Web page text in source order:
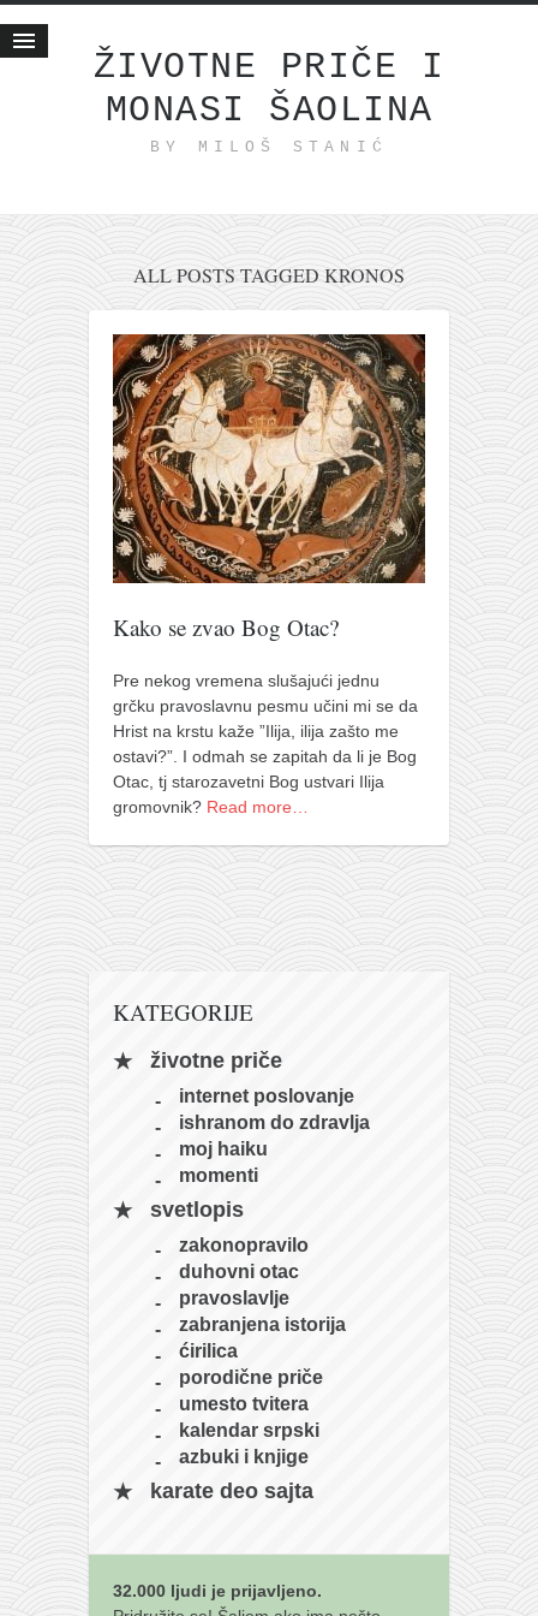
ŽIVOTNE PRIČE I
MONASI ŠAOLINA
BY MILOŠ STANIĆ
Životne priče
internet poslovanje
ishranom do zdravlja
moj haiku
momenti i mesta
bonus sadržaj
Svetlopis
zakonopravilo
duhovni otac
pravoslavlje
zabranjena istorija
ćirilica
porodične priče
umesto tvitera
kalendar srpski
azbuki i knjige
Okinava karate
najnovije na blogu
moje beleške
istorija karatea
kihon
naihanchi
temashiwari
nunchaku
timbei rochin
tsunami dojo
ALL POSTS TAGGED KRONOS
Kako se zvao Bog Otac?
Pre nekog vremena slušajući jednu
grčku pravoslavnu pesmu učini mi se da
Hrist na krstu kaže ”Ilija, ilija zašto me
ostavi?”. I odmah se zapitah da li je Bog
Otac, tj starozavetni Bog ustvari Ilija
gromovnik? Read more…
KATEGORIJE
životne priče
internet poslovanje
ishranom do zdravlja
moj haiku
momenti
svetlopis
zakonopravilo
duhovni otac
pravoslavlje
zabranjena istorija
ćirilica
porodične priče
umesto tvitera
kalendar srpski
azbuki i knjige
karate deo sajta
32.000 ljudi je prijavljeno.